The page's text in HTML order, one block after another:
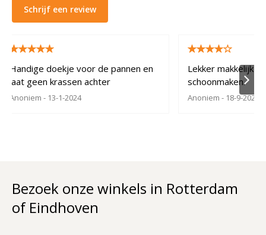
Schrijf een review
Handige doekje voor de pannen en
laat geen krassen achter
Anoniem - 13-1-2024
Lekker makkelijk
schoonmaken.
Anoniem- 18-9-2022
Bezoek onze winkels in Rotterdam
of Eindhoven